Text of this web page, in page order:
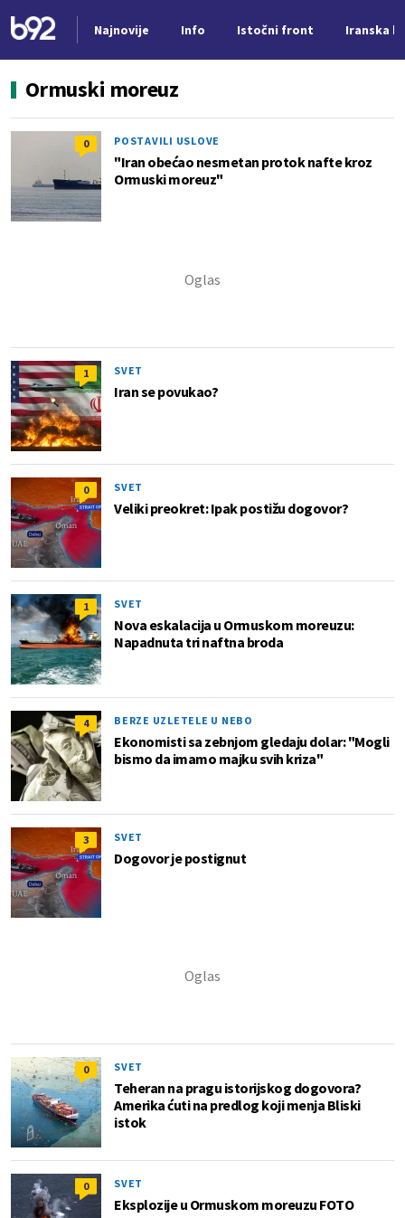
Najnovije Info Istočni front Iranska
Ormuski moreuz
0 POSTAVILI USLOVE
"Iran obećao nesmetan protok nafte kroz
Ormuski moreuz"
1 SVET
Iran se povukao?
0 SVET
Veliki preokret: Ipak postižu dogovor?
1 SVET
Nova eskalacija u Ormuskom moreuzu:
Napadnuta tri naftna broda
4 BERZE UZLETELE U NEBO
Ekonomisti sa zebnjom gledaju dolar: "Mogli
bismo da imamo majku svih kriza"
3 SVET
Dogovor je postignut
0 SVET
Teheran na pragu istorijskog dogovora?
Amerika ćuti na predlog koji menja Bliski
istok
0 SVET
Eksplozije u Ormuskom moreuzu FOTO